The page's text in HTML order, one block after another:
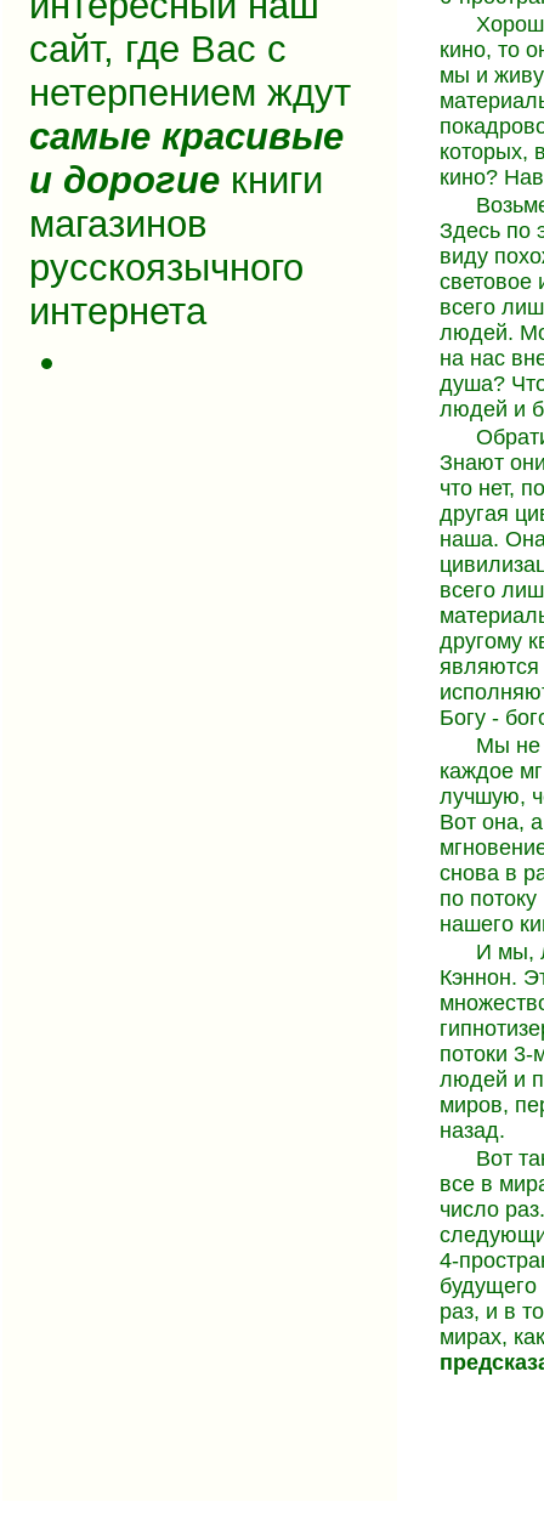
сайт, где Вас с
нетерпением ждут
самые красивые
и дорогие книги
магазинов
русскоязычного
интернета
кино, то
мы и
которых,
кино?
Здесь по
виду
световое
всего
людей.
на нас
душа?
людей и
Знают
что нет,
другая
наша. Она
всего
другому
являются
Богу -
Мы не
каждое
лучшую,
Вот она,
снова в
по
нашего
И мы,
Кэннон.
потоки 3-
людей и
миров,
назад.
Вот
все в
число
4-
раз, и в
мирах,